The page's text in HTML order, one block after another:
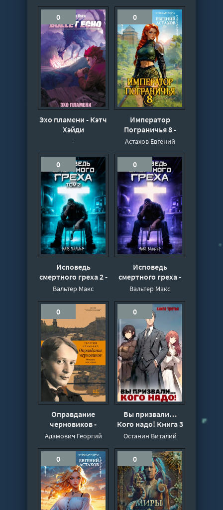
0
Эхо пламени - Кэтч
Хэйди
-
0
Император
Пограничья 8 -
Астахов Евгений
Астахов Евгений
0
Исповедь
смертного греха 2 -
Вальтер Макс
Вальтер Макс
0
Исповедь
смертного греха -
Макс Вальтер
Вальтер Макс
0
Оправдание
черновиков -
Георгий Адамович
Адамович Георгий
0
Вы призвали…
Кого надо! Книга 3
- Виталий Останин
Останин Виталий
0 0